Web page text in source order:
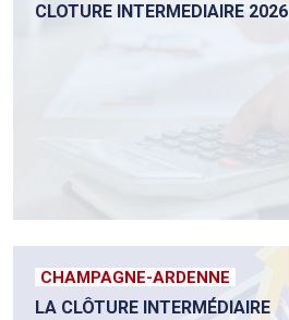
CLOTURE INTERMEDIAIRE 2026
CHAMPAGNE-ARDENNE
LA CLÔTURE INTERMÉDIAIRE